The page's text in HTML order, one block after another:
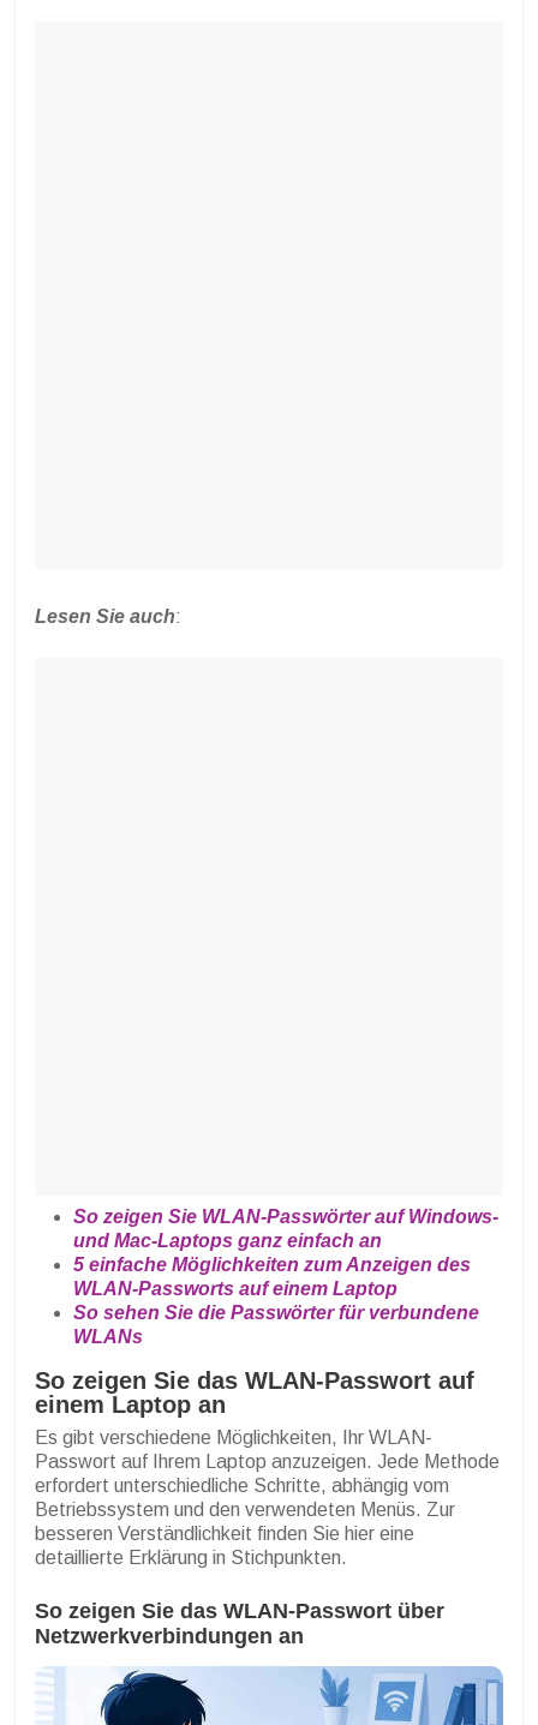
Lesen Sie auch:
So zeigen Sie WLAN-Passwörter auf Windows-
und Mac-Laptops ganz einfach an
5 einfache Möglichkeiten zum Anzeigen des
WLAN-Passworts auf einem Laptop
So sehen Sie die Passwörter für verbundene
WLANs
So zeigen Sie das WLAN-Passwort auf
einem Laptop an
Es gibt verschiedene Möglichkeiten, Ihr WLAN-
Passwort auf Ihrem Laptop anzuzeigen. Jede Methode
erfordert unterschiedliche Schritte, abhängig vom
Betriebssystem und den verwendeten Menüs. Zur
besseren Verständlichkeit finden Sie hier eine
detaillierte Erklärung in Stichpunkten.
So zeigen Sie das WLAN-Passwort über
Netzwerkverbindungen an